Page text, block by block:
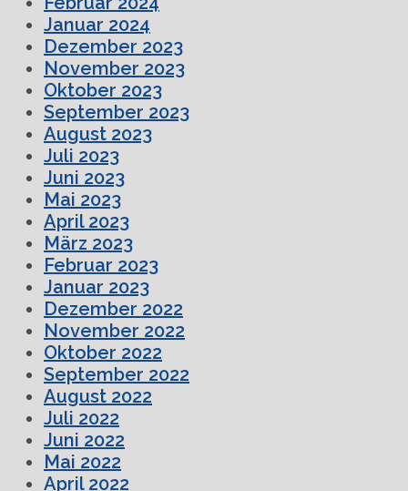
Januar 2024
Dezember 2023
November 2023
Oktober 2023
September 2023
August 2023
Juli 2023
Juni 2023
Mai 2023
April 2023
März 2023
Februar 2023
Januar 2023
Dezember 2022
November 2022
Oktober 2022
September 2022
August 2022
Juli 2022
Juni 2022
Mai 2022
April 2022